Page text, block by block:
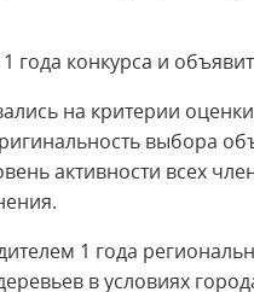
года конкурса и
на критерии
выбора
активности всех
1 года
в условиях